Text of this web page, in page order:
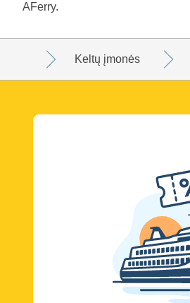
AFerry.
Keltų įmonės